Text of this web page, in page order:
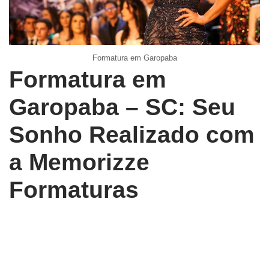
Formatura em Garopaba
Formatura em
Garopaba – SC: Seu
Sonho Realizado com
a Memorizze
Formaturas